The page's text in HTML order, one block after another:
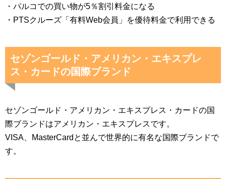
・パルコでの買い物が5％割引料金になる
・PTSクルーズ「有料Web会員」を優待料金で利用できる
セゾンゴールド・アメリカン・エキスプレ
ス・カードの国際ブランド
セゾンゴールド・アメリカン・エキスプレス・カードの国
際ブランドはアメリカン・エキスプレスです。
VISA、MasterCardと並んで世界的に有名な国際ブランドで
す。